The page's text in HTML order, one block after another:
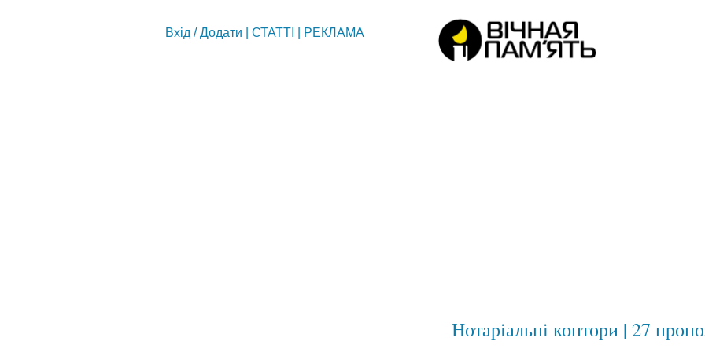
Вхід /Додати СТАТТІ РЕКЛАМА
Нотаріальні контори | 27